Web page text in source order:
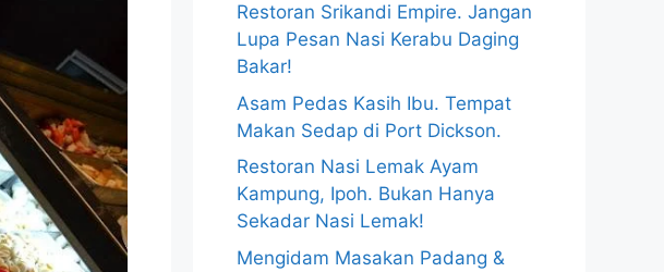
Restoran Srikandi Empire. Jangan
Lupa Pesan Nasi Kerabu Daging
Bakar!
Asam Pedas Kasih Ibu. Tempat
Makan Sedap di Port Dickson.
Restoran Nasi Lemak Ayam
Kampung, Ipoh. Bukan Hanya
Sekadar Nasi Lemak!
Mengidam Masakan Padang &